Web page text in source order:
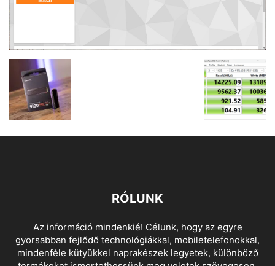
RÓLUNK
Az információ mindenkié! Célunk, hogy az egyre
gyorsabban fejlődő technológiákkal, mobiletelefonokkal,
mindenféle kütyükkel naprakészek legyetek, különböző